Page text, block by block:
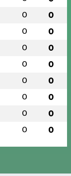
0 0
0 0
0 0
0 0
0 0
0 0
0 0
0 0